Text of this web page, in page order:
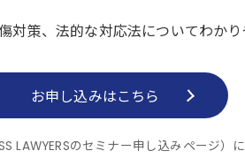
策、法的な対応法についてわかり
お申し込みはこちら
LAWYERSのセミナー申し込みページ）に